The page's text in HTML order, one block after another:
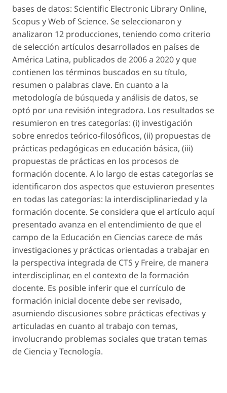
bases de datos: Scientific Electronic Library Online,
Scopus yWeb of Science. Se seleccionaron y
analizaron 12 producciones, teniendo como criterio
de selección artículos desarrollados en países de
América Latina, publicados de 2006 a 2020 y que
contienen los términos buscados en su título,
resumen o palabras clave. En cuanto a la
metodología de búsqueda y análisis de datos, se
optó por una revisión integradora. Los resultados se
resumieron en tres categorías: (i) investigación
sobre enredos teórico-filosóficos, (ii) propuestas de
prácticas pedagógicas en educación básica, (iii)
propuestas de prácticas en los procesos de
formación docente. A lo largo de estas categorías se
identificaron dos aspectos que estuvieron presentes
en todas las categorías: la interdisciplinariedad y la
formación docente. Se considera que el artículo aquí
presentado avanza en el entendimiento de que el
campo de la Educación en Ciencias carece de más
investigaciones y prácticas orientadas a trabajar en
la perspectiva integrada de CTS y Freire, de manera
interdisciplinar, en el contexto de la formación
docente. Es posible inferir que el currículo de
formación inicial docente debe ser revisado,
asumiendo discusiones sobre prácticas efectivas y
articuladas en cuanto al trabajo con temas,
involucrando problemas sociales que tratan temas
de Ciencia y Tecnología.